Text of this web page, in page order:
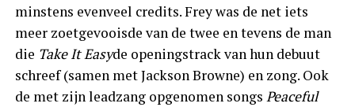
minstens evenveel credits. Frey was de net iets
meer zoetgevooisde van de twee en tevens de man
die Take It Easyde openingstrack van hun debuut
schreef (samen met Jackson Browne) en zong. Ook
de met zijn leadzang opgenomen songs Peaceful